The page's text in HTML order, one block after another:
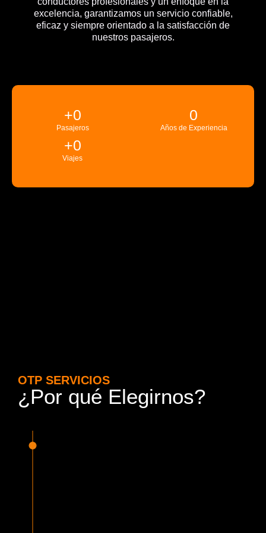
excelencia, garantizamos un servicio confiable,
eficaz y siempre orientado a la satisfacción de
nuestros pasajeros.
Pasajeros
+0
Años de Experiencia
0
Viajes
+0
OTP SERVICIOS
¿Por qué Elegirnos?